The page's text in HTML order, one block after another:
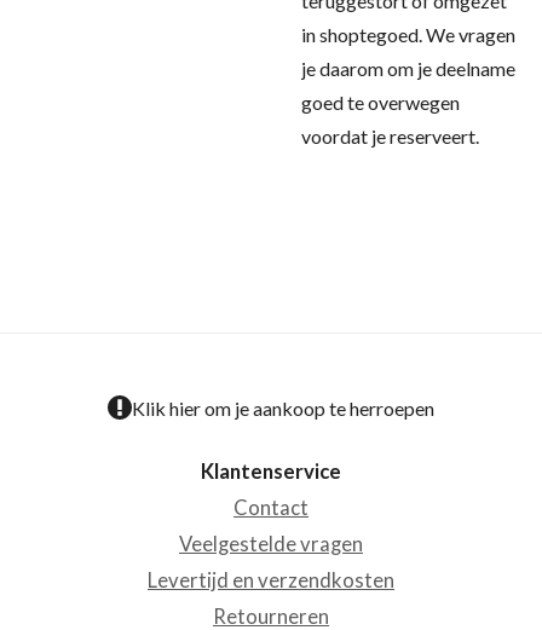
in shoptegoed. We vragen
je daarom om je deelname
goed te overwegen
voordat je reserveert.
Klik hier om je aankoop te herroepen
Klantenservice
Contact
Veelgestelde vragen
Levertijd en verzendkosten
Retourneren